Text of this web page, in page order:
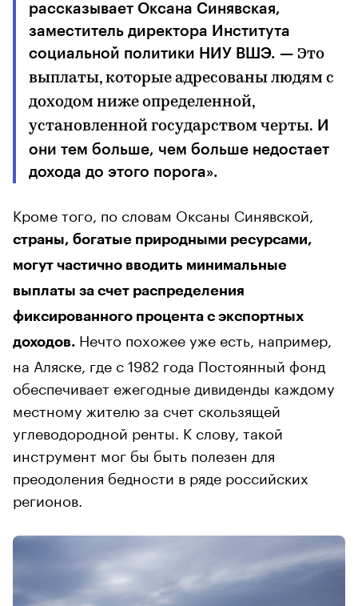
рассказывает Оксана Синявская,
заместитель директора Института
социальной политики НИУ ВШЭ. — Это
выплаты, которые адресованы людям с
доходом ниже определенной,
установленной государством черты. И
они тем больше, чем больше недостает
дохода до этого порога».
Кроме того, по словам Оксаны Синявской,
страны, богатые природными ресурсами,
могут частично вводить минимальные
выплаты за счет распределения
фиксированного процента с экспортных
доходов. Нечто похожее уже есть, например,
на Аляске, где с 1982 года Постоянный фонд
обеспечивает ежегодные дивиденды каждому
местному жителю за счет скользящей
углеводородной ренты. К слову, такой
инструмент мог бы быть полезен для
преодоления бедности в ряде российских
регионов.